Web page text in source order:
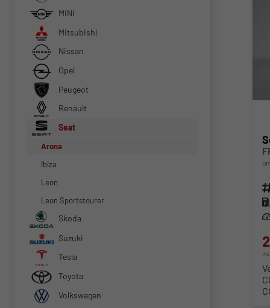
MINI
Mitsubishi
Nissan
Opel
Peugeot
Renault
Seat
Arona
Ibiza
Leon
Leon Sportstourer
Skoda
Suzuki
Tesla
Toyota
Volkswagen